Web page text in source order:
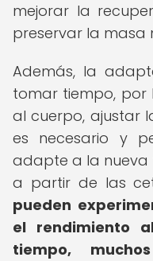
mejorar la
preservar la masa
Además, la
tomar tiempo, por
al cuerpo, ajustar
es necesario y
adapte a la
a partir de las
pueden
el rendimiento
tiempo,